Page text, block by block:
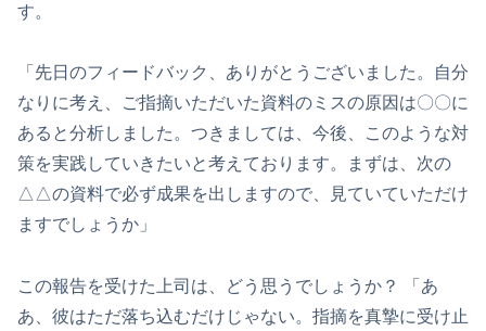
す。
「先日のフィードバック、ありがとうございました。自分
なりに考え、ご指摘いただいた資料のミスの原因は〇〇に
あると分析しました。つきましては、今後、このような対
策を実践していきたいと考えております。まずは、次の
△△の資料で必ず成果を出しますので、見ていていただけ
ますでしょうか」
この報告を受けた上司は、どう思うでしょうか？ 「あ
あ、彼はただ落ち込むだけじゃない。指摘を真摯に受け止